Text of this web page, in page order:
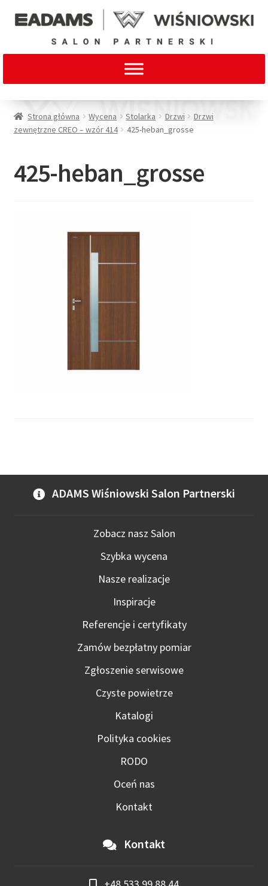
Strona główna Wycena Stolarka Drzwi
Drzwi
zewnętrzne CREO – wzór 414
425-heban_grosse
425-heban_grosse
ADAMS Wiśniowski Salon Partnerski
Zobacz nasz Salon
Szybka wycena
Nasze realizacje
Inspiracje
Referencje i certyfikaty
Zamów bezpłatny pomiar
Zgłoszenie serwisowe
Czyste powietrze
Katalogi
Polityka cookies
RODO
Oceń nas
Kontakt
Kontakt